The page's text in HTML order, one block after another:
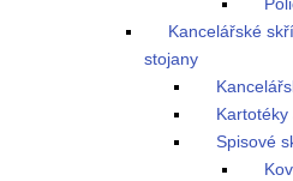
Kancelářské
stojany
Spisové